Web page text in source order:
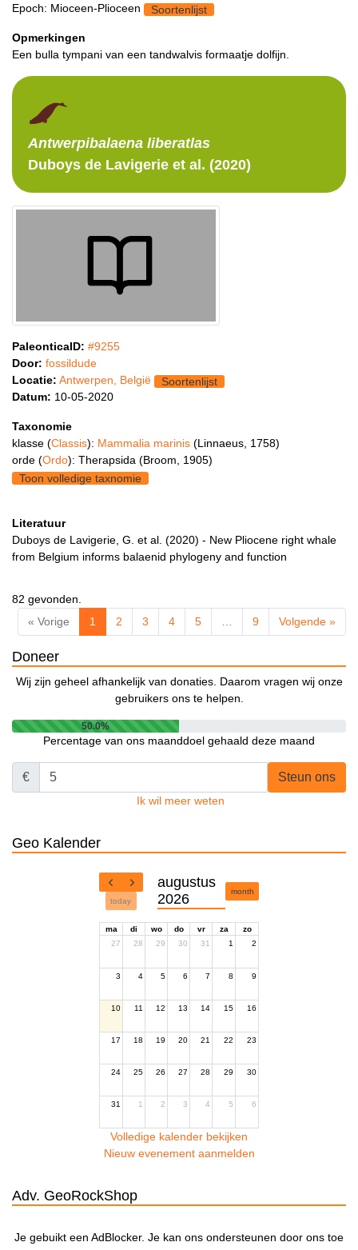
Epoch: Mioceen-Plioceen
Soortenlijst
Opmerkingen
Een bulla tympani van een tandwalvis formaatje dolfijn.
Antwerpibalaena liberatlas
Duboys de Lavigerie et al. (2020)
PaleonticaID: #9255
Door: fossildude
Locatie: Antwerpen, België
Soortenlijst
Datum: 10-05-2020
Taxonomie
klasse (Classis): Mammalia marinis (Linnaeus, 1758)
orde (Ordo): Therapsida (Broom, 1905)
Toon volledige taxnomie
Literatuur
Duboys de Lavigerie, G. et al. (2020) - New Pliocene right whale
from Belgium informs balaenid phylogeny and function
82 gevonden.
« Vorige
1 2 3 4 5 … 9 Volgende »
Doneer
Wij zijn geheel afhankelijk van donaties. Daarom vragen wij onze
gebruikers ons te helpen.
50.0%
Percentage van ons maanddoel gehaald deze maand
€ Steun ons
Ik wil meer weten
Geo Kalender
today
augustus
2026
month
ma di wo do vr za
zo
27
28 29 30 31 1 2
3 4 5 6 7 8 9
10 11 12 13 14 15 16
17 18 19 20 21 22 23
24 25 26 27 28 29 30
31 1 2 3 4 5 6
Volledige kalender bekijken
Nieuw evenement aanmelden
Adv. GeoRockShop
Je gebuikt een AdBlocker. Je kan ons ondersteunen door ons toe